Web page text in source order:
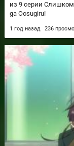
из 9 серии Слишком
ga Oosugiru!
1 год назад 236